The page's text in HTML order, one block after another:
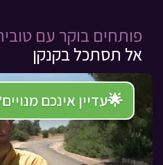
פותחים בוקר עם
אל תסתכל בקנקן
🌟עדיין אינכם